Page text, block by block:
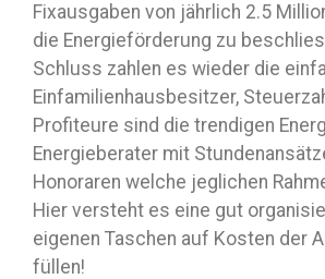
Fixausgaben von jährlich 2.5
die Energieförderung zu
Schluss zahlen es wieder die
Einfamilienhausbesitzer,
Profiteure sind die trendigen
Energieberater mit
Honoraren welche jeglichen
Hier versteht es eine gut
eigenen Taschen auf Kosten der
füllen!